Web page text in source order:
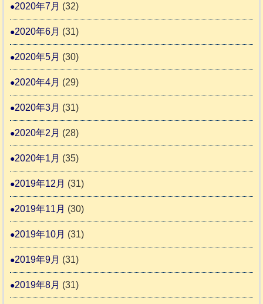
2020年7月 (32)
2020年6月 (31)
2020年5月 (30)
2020年4月 (29)
2020年3月 (31)
2020年2月 (28)
2020年1月 (35)
2019年12月 (31)
2019年11月 (30)
2019年10月 (31)
2019年9月 (31)
2019年8月 (31)